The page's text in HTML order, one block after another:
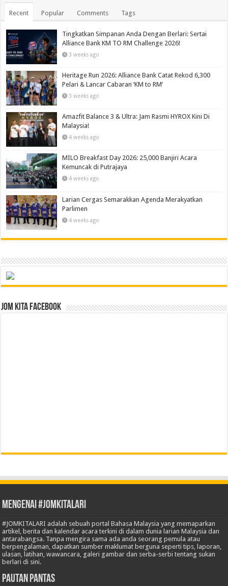
Recent Popular Comments Tags
Tingkatkan Simpanan Anda Dengan Berlari: Sertai
Alliance Bank KM TO RM Challenge 2026!
3 weeks ago
Heritage Run 2026: Alliance Bank Catat Rekod 6,300
Pelari & Lancar Cabaran ‘KM to RM’
3 weeks ago
Amazfit Balance 3 & Ultra: Jam Rasmi HYROX Kini Di
Malaysia!
4 weeks ago
MILO Breakfast Day 2026: 25,000 Banjiri Acara
Kemuncak di Putrajaya
4 weeks ago
Larian Cergas Semarakkan Agenda Merakyatkan
Parlimen
4 weeks ago
Jom Kita Facebook
Mengenai #JOMKITALARI
#JOMKITALARI adalah sebuah portal Bahasa Malaysia yang memaparkan
artikel, berita dan kalendar acara terkini di dalam dunia larian Malaysia dan
antarabangsa. Tanpa mengira sama ada anda seorang pemula atau
berpengalaman, dapatkan sumber maklumat berguna seperti tips, laporan,
ulasan, latihan, wawancara, galeri gambar dan serba-serbi tentang sukan
berlari di sini.
Pautan Pantas